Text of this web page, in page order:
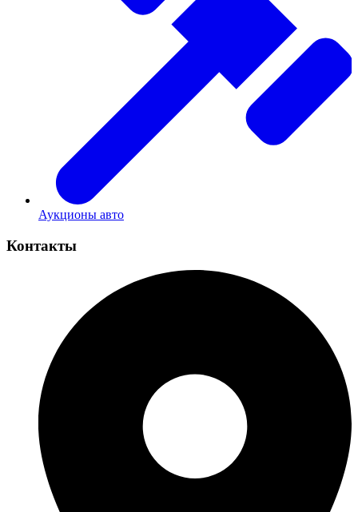
Аукционы авто
Контакты